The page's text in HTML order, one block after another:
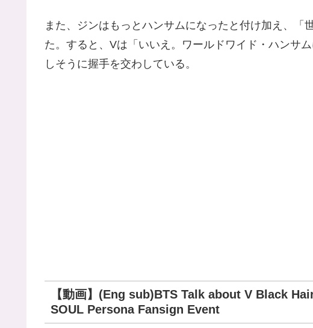
また、ジンはもっとハンサムになったと付け加え、「
た。すると、Vは「いいえ。ワールドワイド・ハンサ
しそうに握手を交わしている。
【動画】(Eng sub)BTS Talk about V Black
SOUL Persona Fansign Event